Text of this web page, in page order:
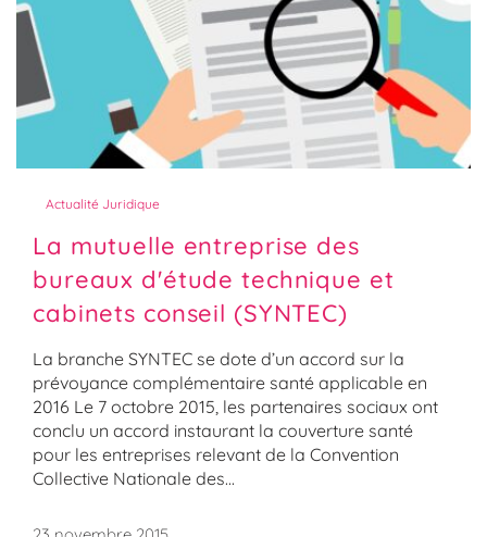
Actualité Juridique
La mutuelle entreprise des
bureaux d'étude technique et
cabinets conseil (SYNTEC)
La branche SYNTEC se dote d’un accord sur la
prévoyance complémentaire santé applicable en
2016 Le 7 octobre 2015, les partenaires sociaux ont
conclu un accord instaurant la couverture santé
pour les entreprises relevant de la Convention
Collective Nationale des...